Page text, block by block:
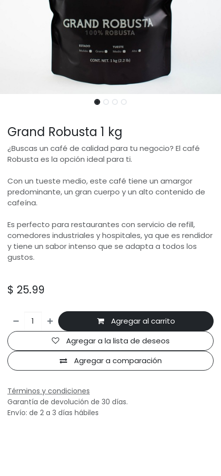
Grand Robusta 1 kg
¿Buscas un café de calidad para tu negocio? El café
Robusta es la opción ideal para ti.
Con un tueste medio, este café tiene un amargor
predominante, un gran cuerpo y un alto contenido de
cafeína.
Es perfecto para restaurantes con servicio de refill,
comedores industriales y hospitales, ya que es rendidor
y tiene un sabor intenso que se adapta a todos los
gustos.
$ 25.99
Agregar al carrito
Agregar a comparación
Agregar a la lista de deseos
Términos y condiciones
Garantía de devolución de 30 días.
Envío: de 2 a 3 días hábiles